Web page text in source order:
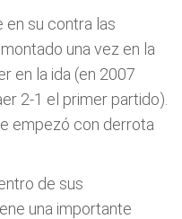
en su contra las
una vez en la
en la ida (en 2007
2-1 el primer partido).
empezó con derrota
de sus
una importante